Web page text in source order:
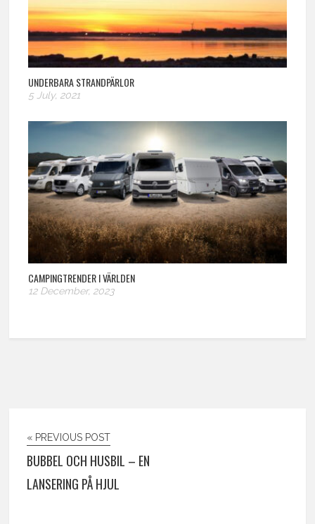
UNDERBARA STRANDPÄRLOR
5 July, 2021
CAMPINGTRENDER I VÄRLDEN
12 December, 2023
« PREVIOUS POST
BUBBEL OCH HUSBIL – EN
LANSERING PÅ HJUL